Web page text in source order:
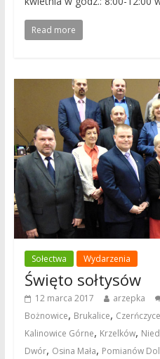
Read more
Sołectwa Wydarzenia
Święto sołtysów
12 marca 2017 arzepka
Bożnowice, Brukalice, Czerńczyce
Kalinowice Górne, Krzelków,
Dwór, Osina Mała, Pomianów